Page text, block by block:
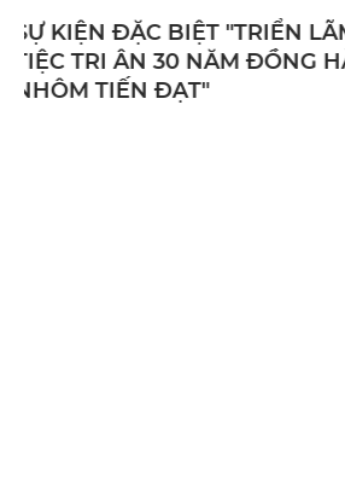
-
YEAR END PARTY
LẠI MỘT NĂM KINH
HOÀN THÀNH SỨ